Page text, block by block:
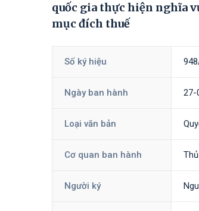
quốc gia thực hiện nghĩa
mục đích thuế
Số ký hiệu
Ngày ban hành 27-
Loại văn bản
Cơ quan ban hành
Người ký